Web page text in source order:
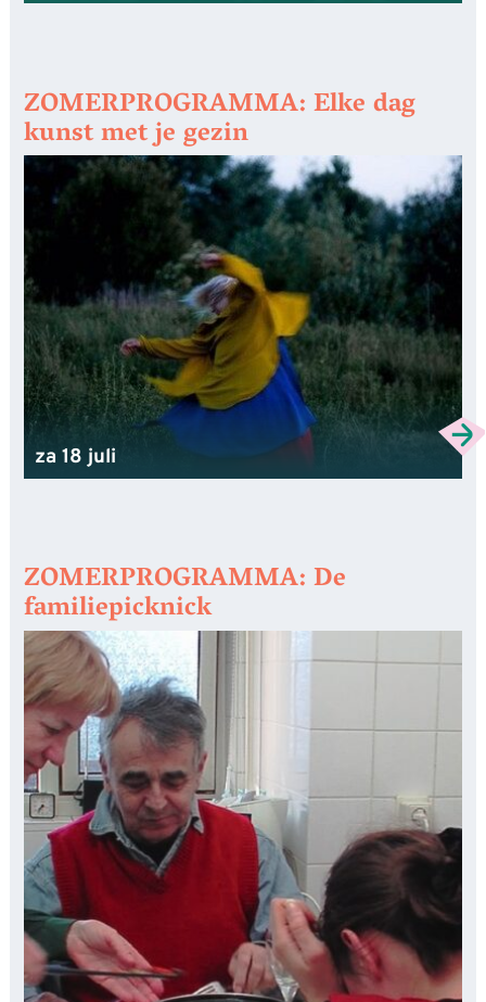
ZOMERPROGRAMMA: Elke dag
kunst met je gezin
za 18 juli
ZOMERPROGRAMMA: De
familiepicknick